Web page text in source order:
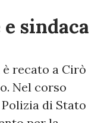
sindaca
recato a Cirò
Nel corso
di Stato